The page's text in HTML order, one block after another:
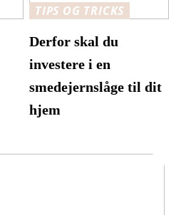
TIPS OG TRICKS
Derfor skal du
investere i en
smedejernslåge til dit
hjem